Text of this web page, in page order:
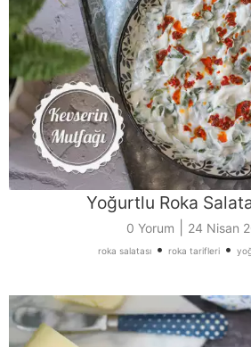
Yoğurtlu Roka
0 Yorum 24 Nisan
roka salatası • roka tarifleri •